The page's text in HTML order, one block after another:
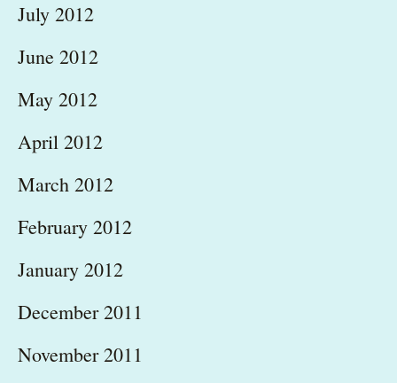
July 2012
June 2012
May 2012
April 2012
March 2012
February 2012
January 2012
December 2011
November 2011